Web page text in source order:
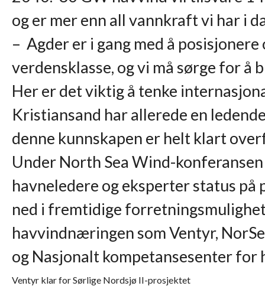
og er mer enn all vannkraft vi har i
– Agder er i gang med å
verdensklasse, og vi må sørge for
Her er det viktig å tenke
Kristiansand har allerede en
denne kunnskapen er helt klart
Under North Sea Wind-
havneledere og eksperter status
ned i fremtidige
havvindnæringen som Ventyr,
og Nasjonalt kompetansesenter
Ventyr klar for Sørlige Nordsjø II-prosjektet